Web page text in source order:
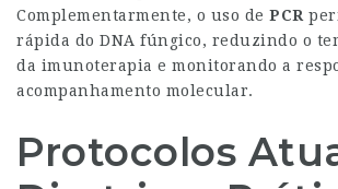
Complementarmente, o uso de PCR
rápida do DNA fúngico, reduzindo o
da imunoterapia e monitorando a
acompanhamento molecular.
Protocolos